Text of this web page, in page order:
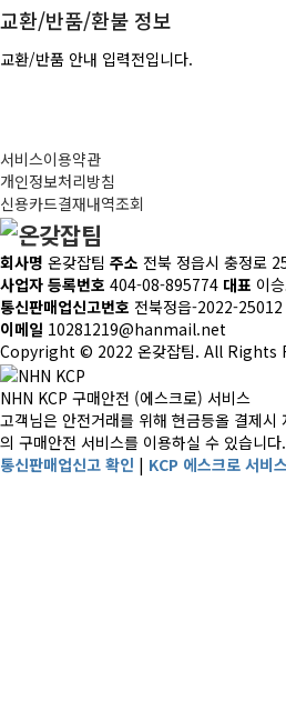
교환/반품/환불 정보
교환/반품 안내 입력전입니다.
서비스이용약관
개인정보처리방침
신용카드결재내역조회
회사명 온갖잡팀 주소 전북 정읍시 충정로
사업자 등록번호 404-08-895774 대표 이
통신판매업신고번호 전북정읍-2022-25012
이메일 10281219@hanmail.net
Copyright © 2022 온갖잡팀. All Rights
NHN KCP 구매안전 (에스크로) 서비스
고객님은 안전거래를 위해 현금등올 결제
의 구매안전 서비스를 이용하실 수 있습니다.
통신판매업신고 확인 | KCP 에스크로 서비